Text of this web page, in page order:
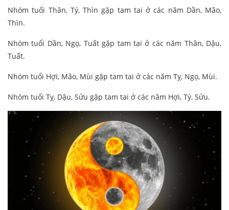
Nhóm tuổi Thân, Tý, Thìn gặp tam tai ở các năm Dần, Mão,
Thìn.
Nhóm tuổi Dần, Ngọ, Tuất gặp tam tai ở các năm Thân, Dậu,
Tuất.
Nhóm tuổi Hợi, Mão, Mùi gặp tam tai ở các năm Tỵ, Ngọ, Mùi.
Nhóm tuổi Tỵ, Dậu, Sửu gặp tam tai ở các năm Hợi, Tý, Sửu.